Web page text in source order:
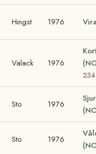
Hingst 1976
Valack 1976
Sto 1976
Sto 1976